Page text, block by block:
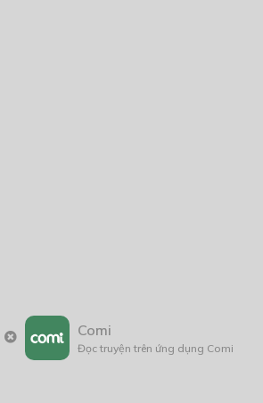
Comi
Đọc truyện trên ứng dụng Comi